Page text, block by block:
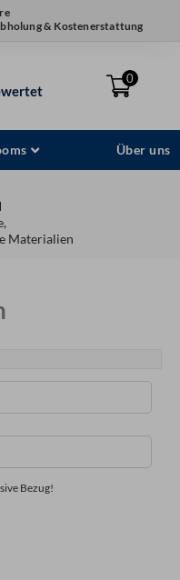
& Kostenerstattung
0
Über uns
Materialien
Bezug!